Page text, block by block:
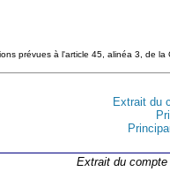
prévues à l'article 45, alinéa 3, de
Extrait du
Extrait du